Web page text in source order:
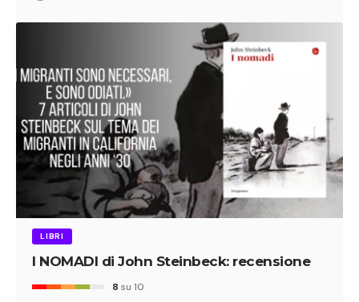
LIBRI
I NOMADI di John Steinbeck: recensione
8 su 10